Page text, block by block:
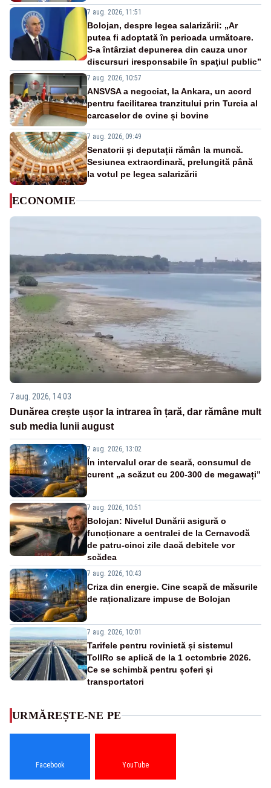
7 aug. 2026, 11:51
Bolojan, despre legea salarizării: „Ar
putea fi adoptată în perioada următoare.
S-a întârziat depunerea din cauza unor
discursuri iresponsabile în spaţiul public”
7 aug. 2026, 10:57
ANSVSA a negociat, la Ankara, un acord
pentru facilitarea tranzitului prin Turcia al
carcaselor de ovine și bovine
7 aug. 2026, 09:49
Senatorii și deputații rămân la muncă.
Sesiunea extraordinară, prelungită până
la votul pe legea salarizării
ECONOMIE
7 aug. 2026, 14:03
Dunărea crește ușor la intrarea în țară, dar rămâne mult
sub media lunii august
7 aug. 2026, 13:02
În intervalul orar de seară, consumul de
curent „a scăzut cu 200-300 de megawați”
7 aug. 2026, 10:51
Bolojan: Nivelul Dunării asigură o
funcționare a centralei de la Cernavodă
de patru-cinci zile dacă debitele vor
scădea
7 aug. 2026, 10:43
Criza din energie. Cine scapă de măsurile
de raționalizare impuse de Bolojan
7 aug. 2026, 10:01
Tarifele pentru rovinietă și sistemul
TollRo se aplică de la 1 octombrie 2026.
Ce se schimbă pentru șoferi și
transportatori
URMĂREȘTE-NE PE
Facebook YouTube